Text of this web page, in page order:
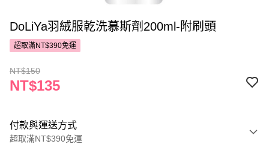
DoLiYa羽絨服乾洗慕斯劑200ml-附刷頭
超取滿NT$390免運
NT$150
NT$135
付款與運送方式
超取滿NT$390免運